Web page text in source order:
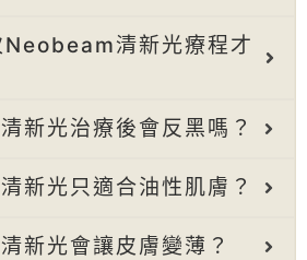
Neobeam清新光療程才
新光治療後會反黑嗎？
新光只適合油性肌膚？
新光會讓皮膚變薄？